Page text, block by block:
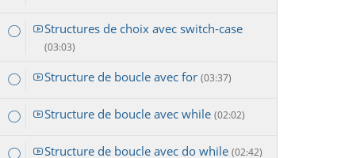
Structures de choix avec switch-case
(03:03)
Structure de boucle avec for (03:37)
Structure de boucle avec while (02:02)
Structure de boucle avec do while (02:42)